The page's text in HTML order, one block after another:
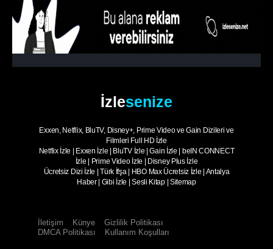
İzlesenize
Exxen, Netflix, BluTV, Disney+, Prime Video ve Gain Dizileri ve
Filmleri Full HD İzle
Netflix İzle | Exxen İzle | BluTV İzle |Gain İzle | beIN CONNECT
İzle | Prime Video İzle | Disney Plus İzle
Ücretsiz Dizi İzle |Türk İfşa | HBO Max Ücretsiz İzle | Antalya
Haber| Gibi İzle |Sesli Kitap| Sitemap
İletişim Künye
Gizlilik Politikası
DMCA Politikası
Kullanım Koşulları